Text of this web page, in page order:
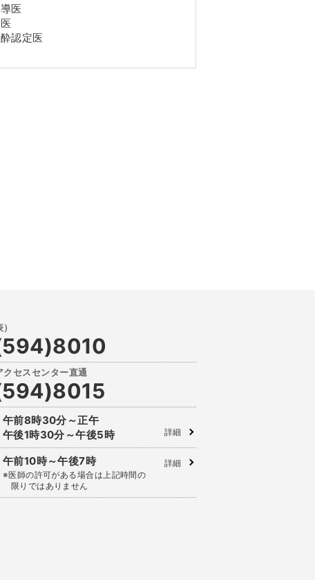
医
認定医
午前8時30分～正午
午後1時30分～午後5時
詳細
午前10時～午後7時
※医師の許可がある場合は上記時間の
限りではありません
詳細